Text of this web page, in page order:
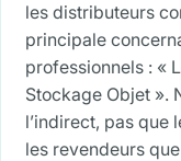
les distributeurs
principale
professionnels : «
Stockage Objet ».
l’indirect, pas que
les revendeurs